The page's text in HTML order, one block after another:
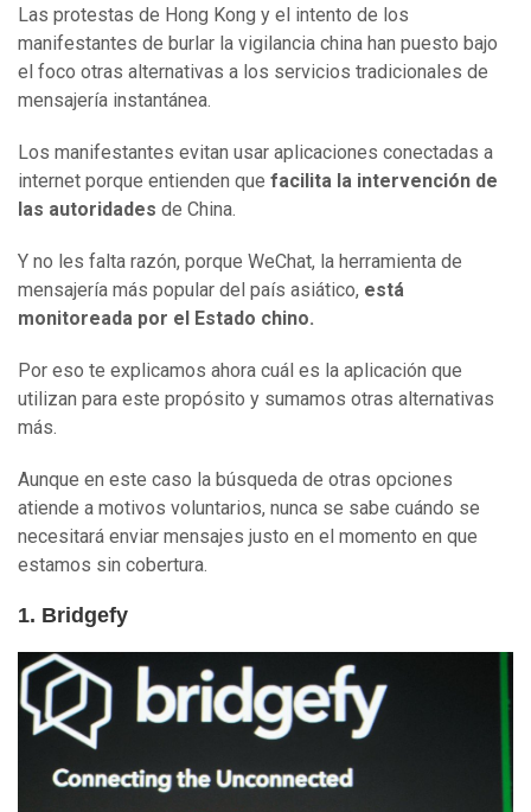
Las protestas de Hong Kong y el intento de los
manifestantes de burlar la vigilancia china han puesto bajo
el foco otras alternativas a los servicios tradicionales de
mensajería instantánea.
Los manifestantes evitan usar aplicaciones conectadas a
internet porque entienden que facilita la intervención de
las autoridades de China.
Y no les falta razón, porque WeChat, la herramienta de
mensajería más popular del país asiático, está
monitoreada por el Estado chino.
Por eso te explicamos ahora cuál es la aplicación que
utilizan para este propósito y sumamos otras alternativas
más.
Aunque en este caso la búsqueda de otras opciones
atiende a motivos voluntarios, nunca se sabe cuándo se
necesitará enviar mensajes justo en el momento en que
estamos sin cobertura.
1. Bridgefy